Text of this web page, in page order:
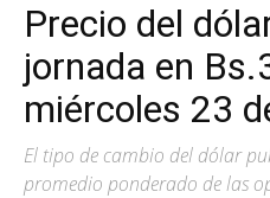
Precio del
jornada en
miércoles 23
El tipo de cambio del dólar
promedio ponderado de las